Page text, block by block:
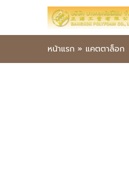
หน้าแรก » แคตตาล็อก